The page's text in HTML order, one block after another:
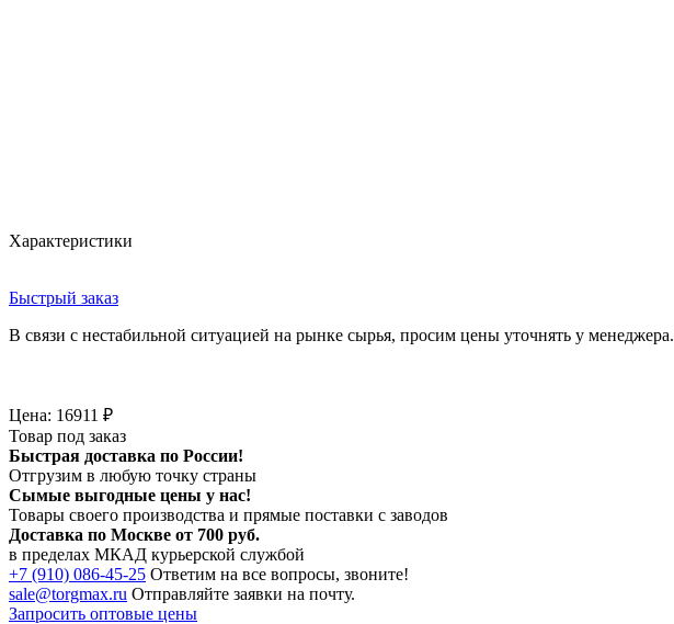
Характеристики
Быстрый заказ
В связи с нестабильной ситуацией на рынке сырья, просим цены уточнять у менеджера.
Цена: 16911 ₽
Товар под заказ
Быстрая доставка по России!
Отгрузим в любую точку страны
Сымые выгодные цены у нас!
Товары своего производства и прямые поставки с заводов
Доставка по Москве от 700 руб.
в пределах МКАД курьерской службой
+7 (910) 086-45-25 Ответим на все вопросы, звоните!
sale@torgmax.ru Отправляйте заявки на почту.
Запросить оптовые цены